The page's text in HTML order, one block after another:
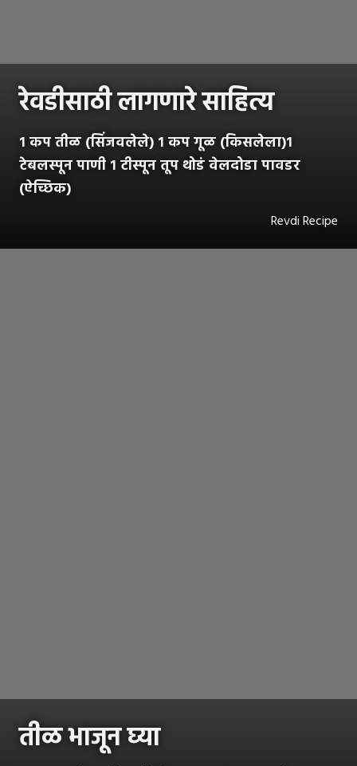
रेवडीसाठी लागणारे साहित्य
१ कप तीळ (सिंजवलेले) १ कप गूळ (किसलेला)१
टेबलस्पून पाणी १ टीस्पून तूप थोडं वेलदोडा पावडर
(ऐच्छिक)
Revdi Recipe
तीळ भाजून घ्या